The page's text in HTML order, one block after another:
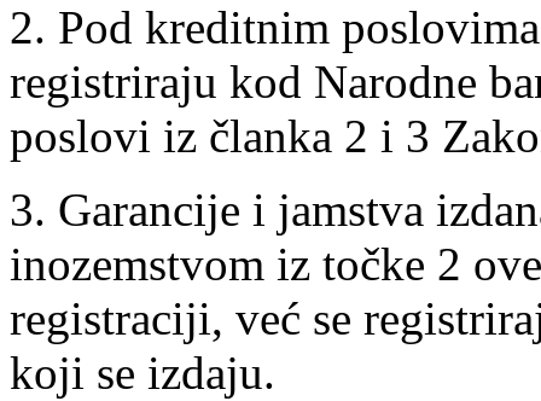
2. Pod kreditnim
registriraju kod Narodne
poslovi iz članka 2 i 3
3. Garancije i jamstva
inozemstvom iz točke 2
registraciji, već se
koji se izdaju.